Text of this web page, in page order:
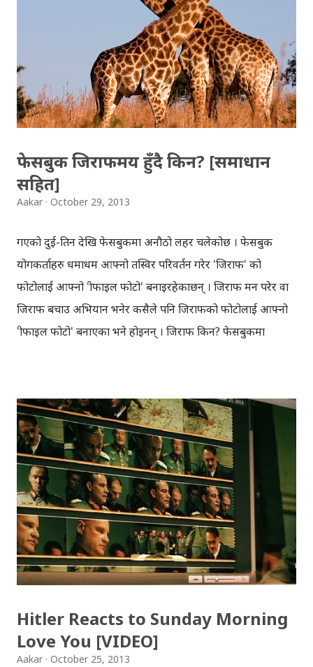
गुगलप्लसलाई तपाई हाम्रो "आइडेन्टिटी" को रुपमा विकास गर्ने लक्ष्य
रहेको बताएको थियो । के थाहा अबको केही वर्षपछि हामी ट्विटर र
फेसबुकको युजरनेम भन्दा पनि गुगलको युजरनेम धेरै सेयर गर्छौ होला,
आफ्नो बिजनेस कार्डको रुपमा। तर गुगलप्लसमा युजरनेम बनाउन भने
निम्न कुराहरु पुरा भएको हुनुपर्छ । १) फ्रोफाइलमा फोटो भएको हुनुपर्ने
२) कम्तिमा १० जना साथीहरुले फलो गरेको हुनुपर्ने ३) एकाउन्ट
फेसबुक जिराफमय हुँदै किन? [समाधान
सहित]
Aakar October 29, 2013
गएको दुई-तिन देखि फेसबुकमा अनौठो लहर चलेकोछ । फेसबुक
प्रयोगकर्ताहरु धमाधम आफ्नो तस्विर परिवर्तन गरेर 'जिराफ' को
फोटोलाई आफ्नो 'प्रोफाइल फोटो' बनाइरहेकाछन् । जिराफ मन परेर वा
जिराफ बचाउ अभियान भनेर कसैले पनि जिराफको फोटोलाई आफ्नो
'प्रोफाइल फोटो' बनाएका भने होइनन् । जिराफ किन? फेसबुकमा
सही भएको खण्डमा केही गर्नुप्रदैन तर उत्तर गलत भएको खण्डमा आफ्नो
प्रोफाइल फोटोमा पनि जिराफको तस्विर राख्नुपर्छ । अनि खेलको नियम
अनुसार गलत उत्तर दिनेहरुले जिराफको फोटोलाई केही समयको लागि
आफ्नो प्रोफाइल फोटो बनाउँछन् र सोही प्रश्न अरुलाई दोहोर्याउँछन् । अत:
फेसबुक जिराफमय बनेकोछ । प्रश्न यस्तो छ, "रातको ३ बजेकोछ,
ढोकाको घन्टि बज्छ र तपाई उठ्नुहुन्छ । तपाईले नसोचेका पाहुनाहरु
(तपाईको आमा-बाबा) ब्रेकफास्टको लागि आइपुगेकाछन् । तपाईसँग
स्ट्रवेरी जाम, मह, वाइन, ब्रेड र चिज छ । अब भन्नुस तपाई सबैभन्दा
पहिले के खोल्नुहुन्छ?" प्रश्नको ...
Hitler Reacts to Sunday Morning
Love You [VIDEO]
Aakar October 25, 2013